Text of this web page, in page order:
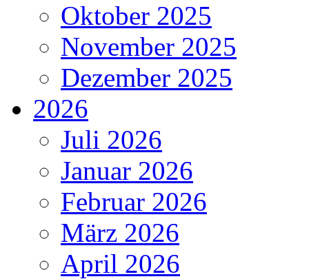
Oktober 2025
November 2025
Dezember 2025
2026
Juli 2026
Januar 2026
Februar 2026
März 2026
April 2026